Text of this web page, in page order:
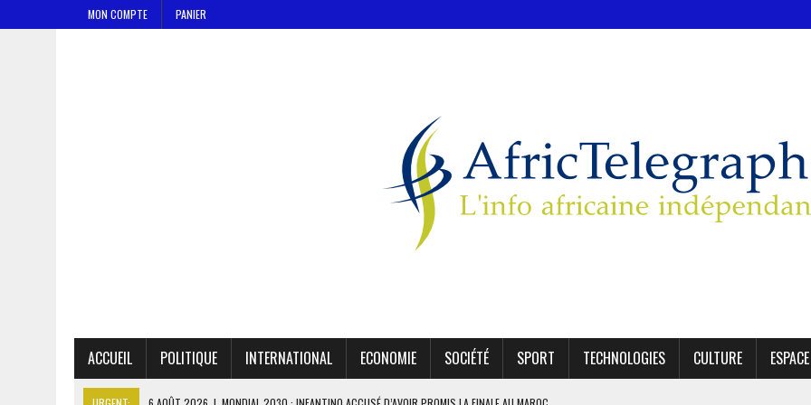
MON COMPTE PANIER
ACCUEIL POLITIQUE INTERNATIONAL ECONOMIE SOCIÉTÉ SPORT TECHNOLOGIES CULTURE